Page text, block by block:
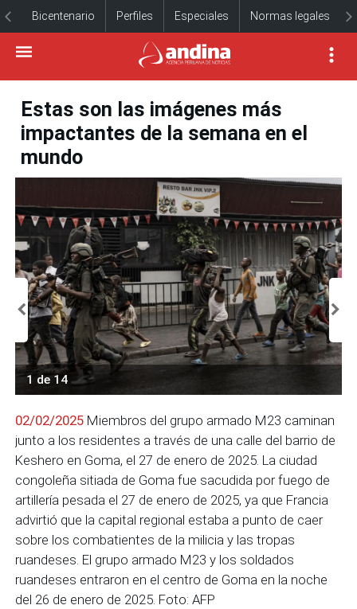
Bicentenario Perfiles Especiales Normas legales
Estas son las imágenes más
impactantes de la semana en el
mundo
1 de 14
02/02/2025 Miembros del grupo armado M23 caminan
junto a los residentes a través de una calle del barrio de
Keshero en Goma, el 27 de enero de 2025. La ciudad
congoleña sitiada de Goma fue sacudida por fuego de
artillería pesada el 27 de enero de 2025, ya que Francia
advirtió que la capital regional estaba a punto de caer
sobre los combatientes de la milicia y las tropas
ruandeses. El grupo armado M23 y los soldados
ruandeses entraron en el centro de Goma en la noche
del 26 de enero de 2025. Foto: AFP